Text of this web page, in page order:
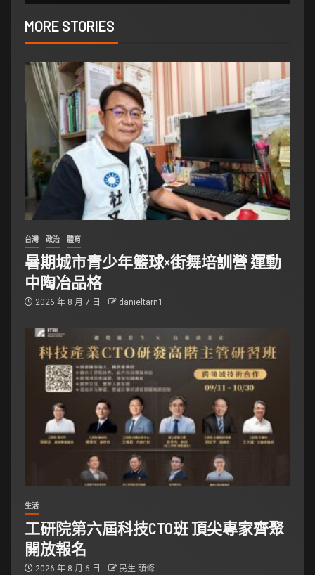
MORE STORIES
台灣 政治 體育
暑期城市青少年籃球×街舞培訓營 運動
中陶冶品格
2026 年 8 月 7 日 danieltarn1
生活
工研院第六屆科技CTO班 頂尖專家齊聚
開放報名
2026 年 8 月 6 日 民生 頭條